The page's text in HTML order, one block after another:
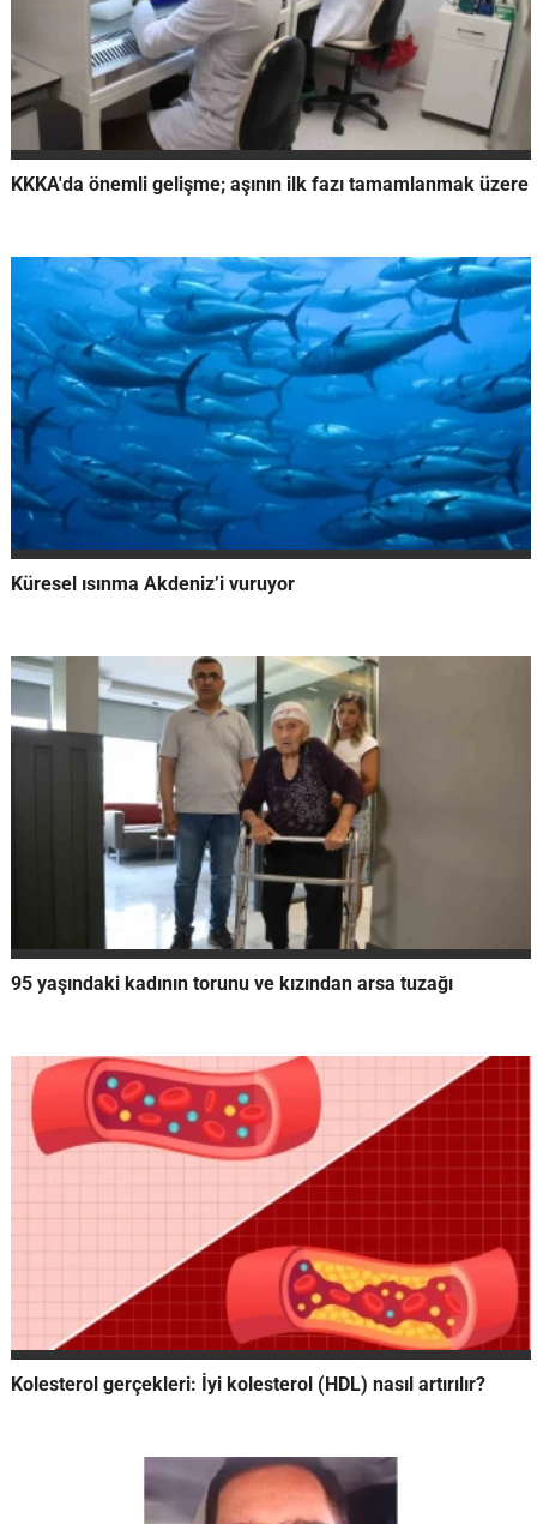
KKKA'da önemli gelişme; aşının ilk fazı tamamlanmak üzere
Küresel ısınma Akdeniz’i vuruyor
95 yaşındaki kadının torunu ve kızından arsa tuzağı
Kolesterol gerçekleri: İyi kolesterol (HDL) nasıl artırılır?